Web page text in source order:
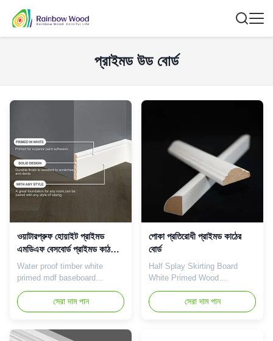
প্রাইমড উড বোর্ড
ওয়াটারপ্রুফ হোয়াইট প্রাইমড
এমডিএফ বেসবোর্ড প্রাইমড কাঠ
ছাঁচনির্মাণ কর্নার সজ্জা
Water proof timber white
primed mdf baseboard
Wooden moldings white
primer wood skirting board
Product Introduction Product
The surface of the skirting
সেরা দাম পান
পোকা প্রতিরোধী প্রাইমড কাঠের
বোর্ড
Half Splay Skirting Board
White Primed Wood
Baseboard Moulding for Home
Decor Product Introduction
Product Introduction: Half
সেরা দাম পান